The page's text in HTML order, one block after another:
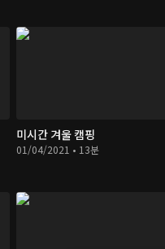
미시간 겨울 캠핑
01/04/2021 • 13분